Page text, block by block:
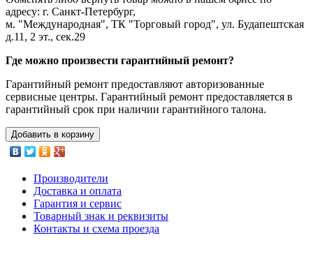
адресу: г. Санкт-Петербург,
м. "Международная", ТК "Торговый город", ул. Будапештская
д.11, 2 эт., сек.29
Где можно произвести гарантийный ремонт?
Гарантийный ремонт предоставляют авторизованные
сервисные центры. Гарантийный ремонт предоставляется в
гарантийный срок при наличии гарантийного талона.
Добавить в корзину
Производители
Доставка и оплата
Гарантия и сервис
Товарный знак и реквизиты
Контакты и схема проезда